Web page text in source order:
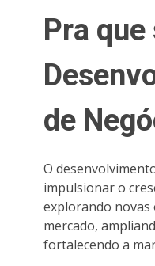
Pra
de
O
impulsionar o
explorando
mercado,
fortalecendo a